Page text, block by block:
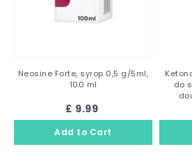
Neosine Forte, syrop 0,5 g/5ml,
100 ml
£ 9.99
do